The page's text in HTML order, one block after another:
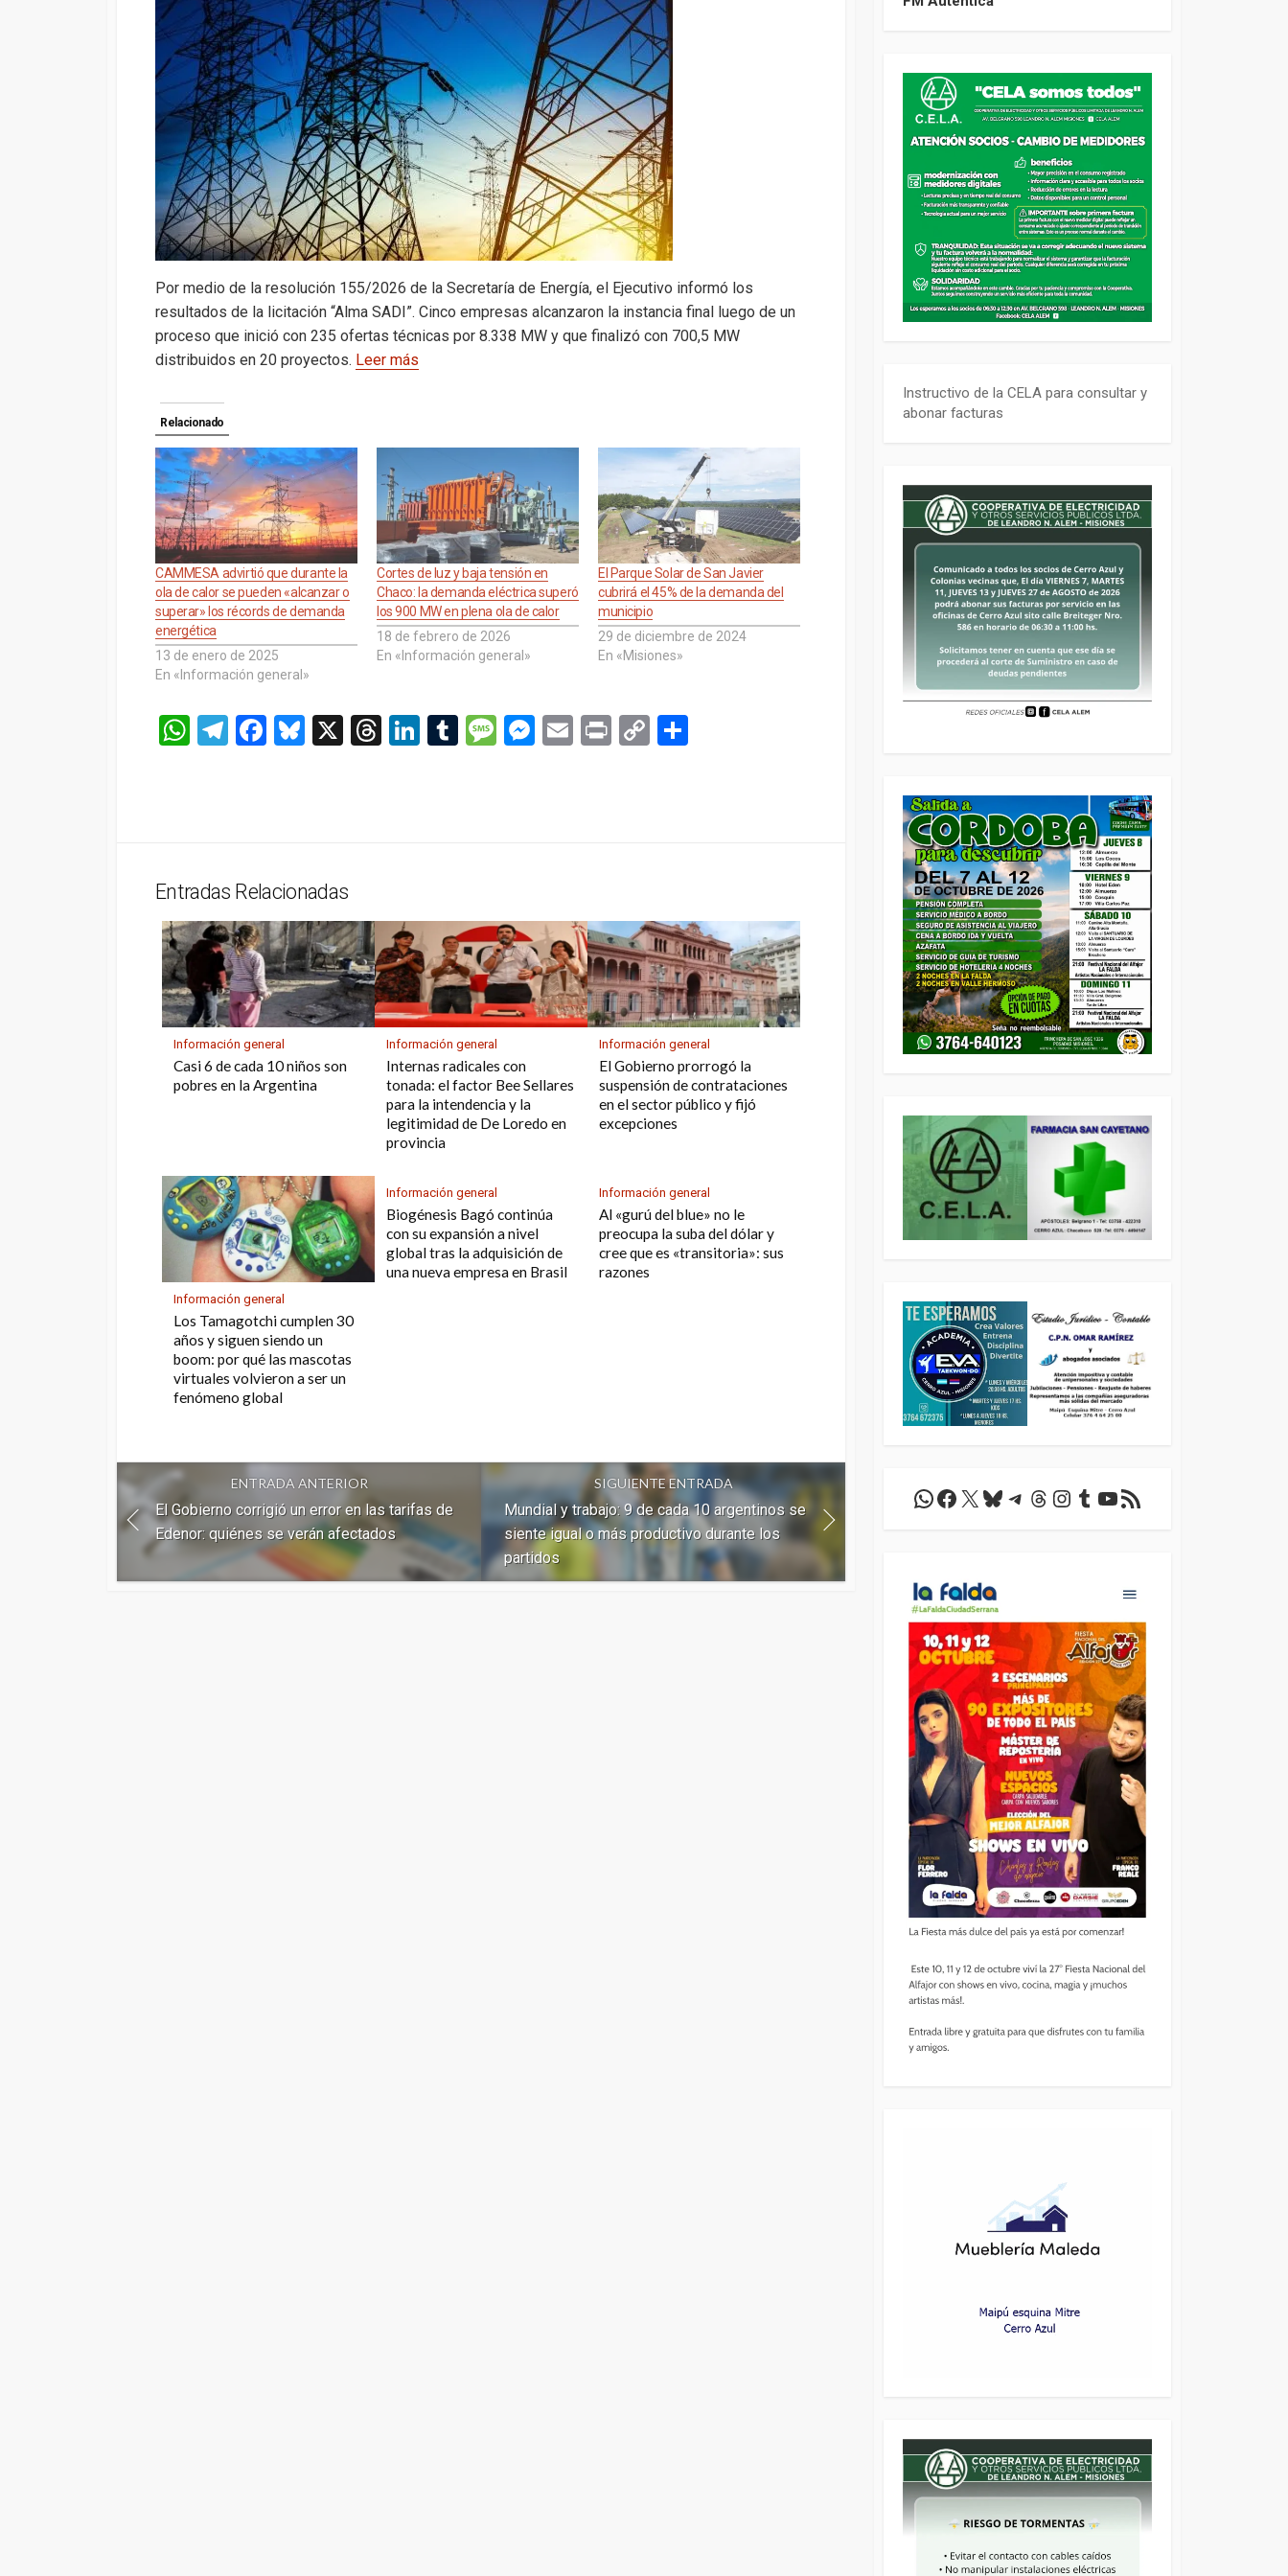
s
A
p
p
gr
a
m
b
o
o
k
ky
a
d
s
dI
n
bl
a
g
e
n
g
er
Li
n
k
Por medio de la resolución 155/2026 de la Secretaría de Energía, el Ejecutivo informó los
resultados de la licitación “Alma SADI”. Cinco empresas alcanzaron la instancia final luego de un
proceso que inició con 235 ofertas técnicas por 8.338 MW y que finalizó con 700,5 MW
distribuidos en 20 proyectos. Leer más
Relacionado
CAMMESA advirtió que durante la
ola de calor se pueden «alcanzar o
superar» los récords de demanda
energética
13 de enero de 2025
En «Información general»
Cortes de luz y baja tensión en
Chaco: la demanda eléctrica superó
los 900 MW en plena ola de calor
18 de febrero de 2026
En «Información general»
El Parque Solar de San Javier
cubrirá el 45% de la demanda del
municipio
29 de diciembre de 2024
En «Misiones»
W
p
p
T
m
F
o
k
Bl X
T
Li
T
M M E
Pr C
Entradas Relacionadas
Información general
Casi 6 de cada 10 niños son
pobres en la Argentina
Información general
Internas radicales con
tonada: el factor Bee Sellares
para la intendencia y la
legitimidad de De Loredo en
provincia
Información general
El Gobierno prorrogó la
suspensión de contrataciones
en el sector público y fijó
excepciones
Información general
Los Tamagotchi cumplen 30
años y siguen siendo un
boom: por qué las mascotas
virtuales volvieron a ser un
fenómeno global
Información general
Biogénesis Bagó continúa
con su expansión a nivel
global tras la adquisición de
una nueva empresa en Brasil
Información general
Al «gurú del blue» no le
preocupa la suba del dólar y
cree que es «transitoria»: sus
razones
ENTRADA ANTERIOR
El Gobierno corrigió un error en las tarifas de
Edenor: quiénes se verán afectados
SIGUIENTE ENTRADA
Mundial y trabajo: 9 de cada 10 argentinos se
siente igual o más productivo durante los
partidos
Instructivo de la CELA para consultar y
abonar facturas
WhatsApp
Facebook
X Bluesky
Telegram
Threads
Instagram
Tumblr
YouTube
Feed RSS